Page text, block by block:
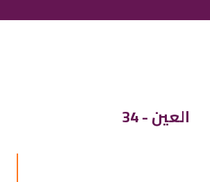
34 - العين